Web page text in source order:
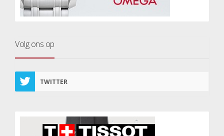
Volg ons op
TWITTER